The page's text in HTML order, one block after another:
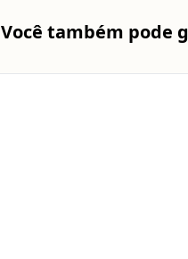
Você também pode